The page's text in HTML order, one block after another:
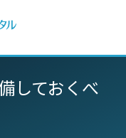
しておくべ